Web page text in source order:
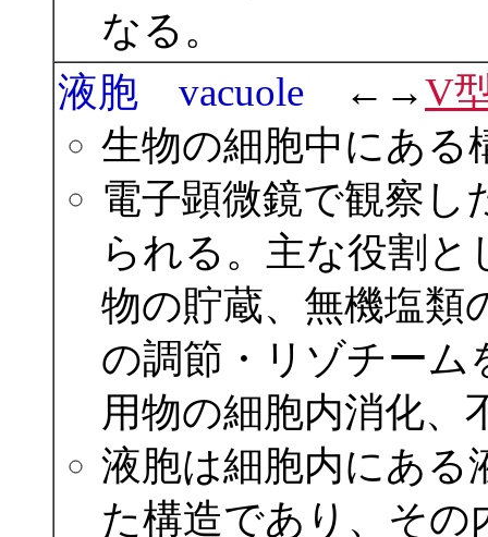
なる。
液胞 vacuole ←→V
生物の細胞中にある
電子顕微鏡で観察し
られる。主な役割
物の貯蔵、無機塩類
の調節・リゾチーム
用物の細胞内消化、
液胞は細胞内にある
た構造であり、その